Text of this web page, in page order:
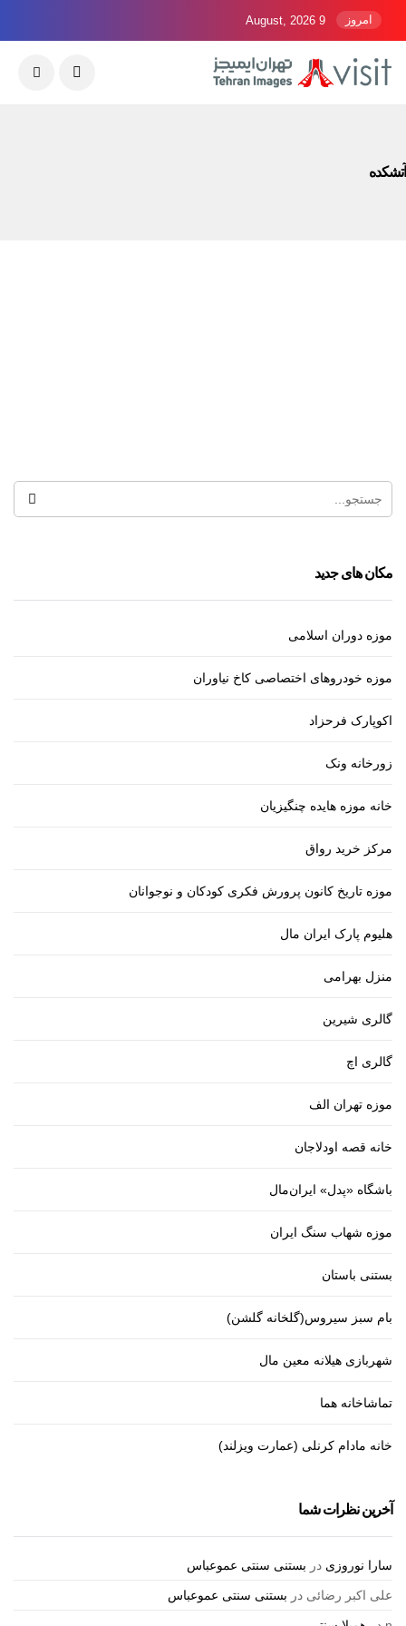
امروز 9 August, 2026
آتشکده
مکان های جدید
موزه دوران اسلامی
موزه خودروهای اختصاصی کاخ نیاوران
اکوپارک فرحزاد
زورخانه ونک
خانه موزه هایده چنگیزیان
مرکز خرید رواق
موزه تاریخ کانون پرورش فکری کودکان و نوجوانان
هلیوم پارک ایران مال
منزل بهرامی
گالری شیرین
گالری اچ
موزه تهران الف
خانه قصه اودلاجان
باشگاه «پدل» ایران‌مال
موزه شهاب سنگ ایران
بستنی باستان
بام سبز سیروس(گلخانه گلشن)
شهربازی هیلانه معین مال
تماشاخانه هما
خانه مادام کرنلی (عمارت ویزلند)
آخرین نظرات شما
سارا نوروزی در بستنی سنتی عموعباس
علی اکبر رضائی در بستنی سنتی عموعباس